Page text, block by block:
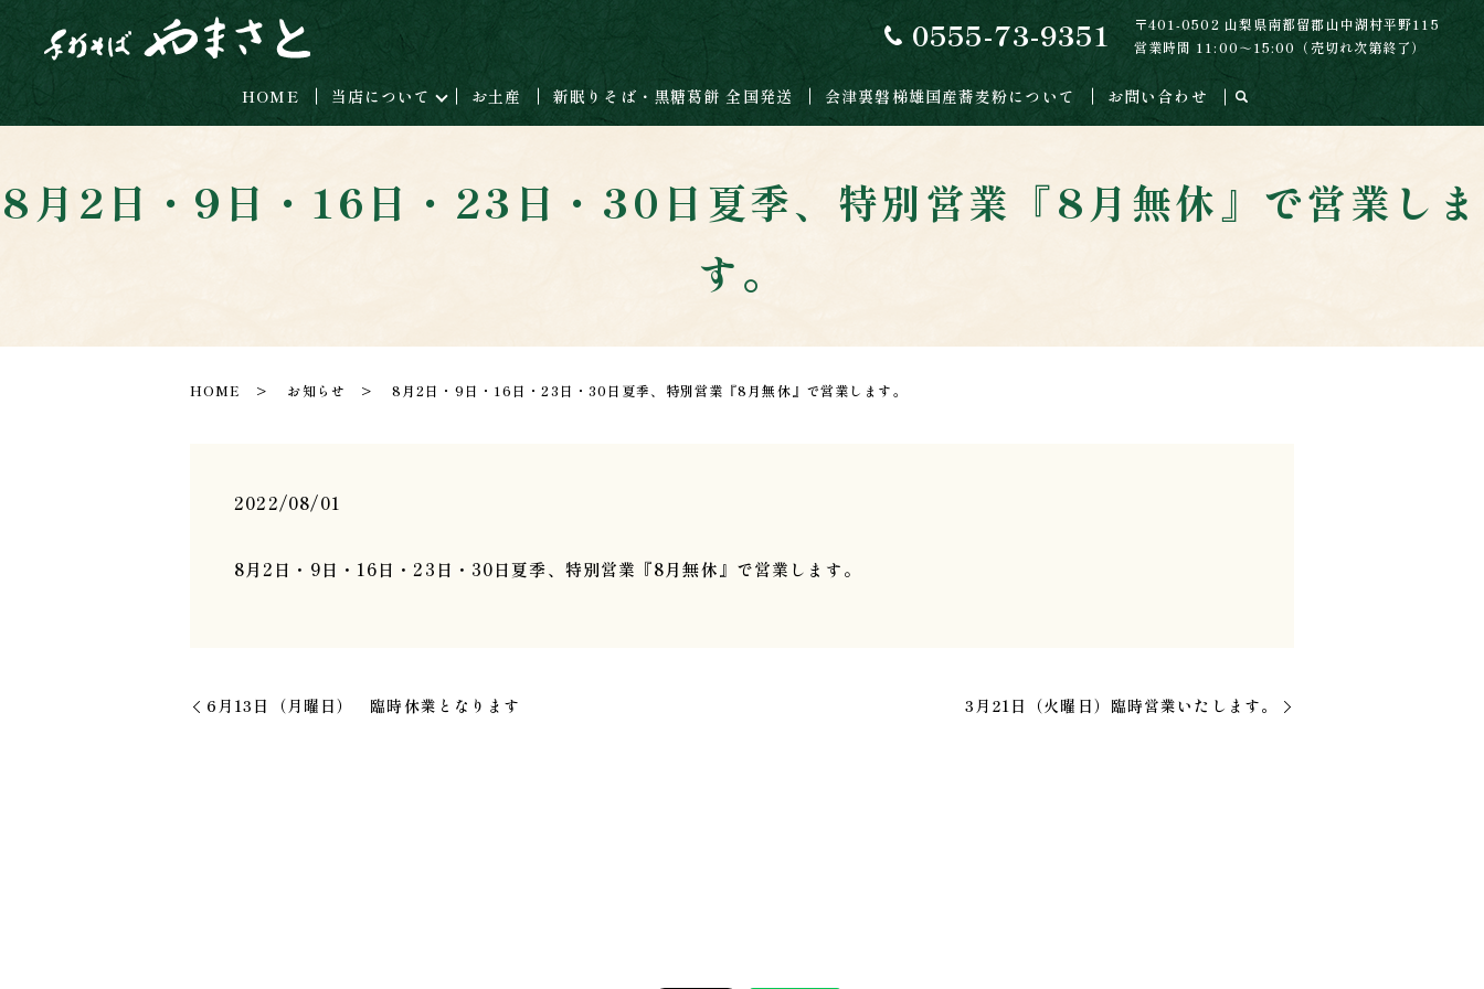
0555-73-9351
〒401-0502 山梨県南都留郡山中湖村平野115
営業時間 11:00～15:00（売切れ次第終了）
HOME 当店について お土産 新眠りそば・黒糖葛餅 全国発送 会津裏磐梯雄国産蕎麦粉について お問い合わせ
8月2日・9日・16日・23日・30日夏季、特別営業『8月無休』で営業しま
す。
HOME お知らせ 8月2日・9日・16日・23日・30日夏季、特別営業『8月無休』で営業します。
2022/08/01
8月2日・9日・16日・23日・30日夏季、特別営業『8月無休』で営業します。
6月13日（月曜日） 臨時休業となります 3月21日（火曜日）臨時営業いたします。